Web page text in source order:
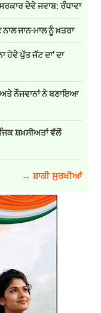
ਦੇਵੇ ਜਵਾਬ: ਰੰਧਾਵਾ
ਜਾਨ-ਮਾਲ ਨੂੰ ਖ਼ਤਰਾ
ਹੋਵੇ ਪੁੱਤ ਜੱਟ ਦਾ’ ਦਾ
ਅਤੇ ਨੌਜਵਾਨਾਂ ਨੇ ਬਣਾਇਆ
ਸ਼ਖ਼ਸੀਅਤਾਂ ਵੱਲੋਂ
→ ਬਾਕੀ ਸੁਰਖੀਆਂ